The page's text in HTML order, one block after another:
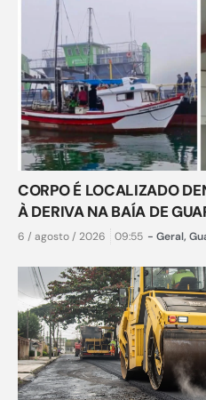
CORPO É LOCALIZADO
À DERIVA NA BAÍA DE
6 / agosto / 2026 09:55 - Geral,